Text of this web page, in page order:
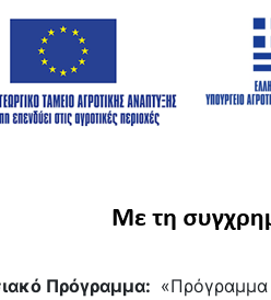
Πρόγραμμα: «Πρόγραμμα